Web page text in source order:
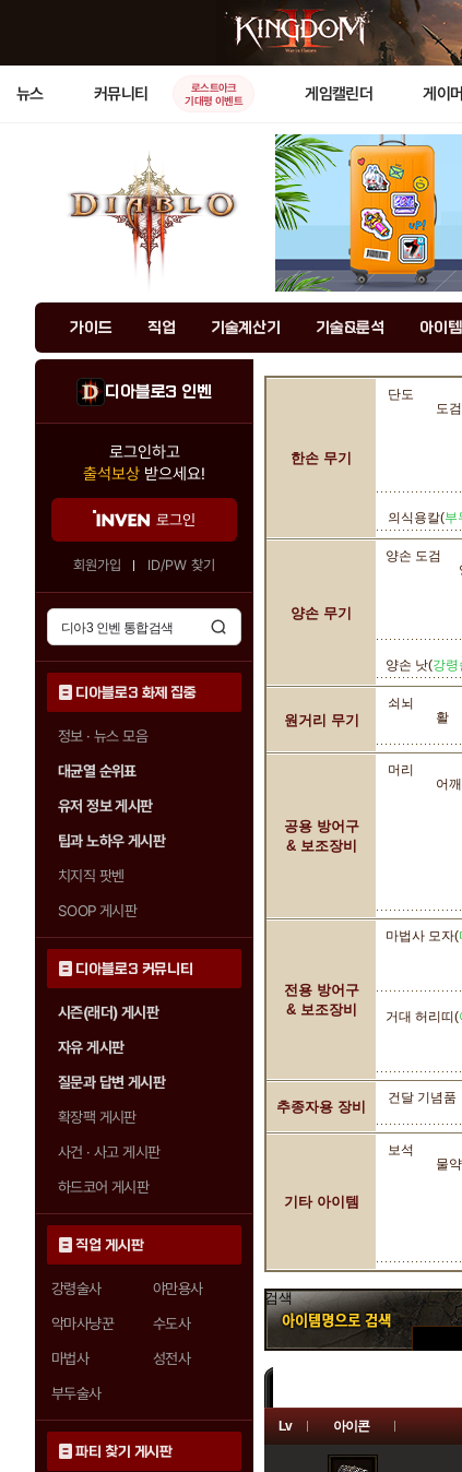
뉴스 커뮤니티
로스트아크
기대평 이벤트
게임캘린더 게이
가이드 직업 기술계산기 기술&룬석 아이템
디아블로3 인벤
로그인하고
출석보상 받으세요!
로그인
회원가입 ID/PW 찾기
디아블로3 화제 집중
정보 · 뉴스 모음
대균열 순위표
유저 정보 게시판
팁과 노하우 게시판
치지직 팟벤
SOOP 게시판
디아블로3 커뮤니티
시즌(래더) 게시판
자유 게시판
질문과 답변 게시판
확장팩 게시판
사건 · 사고 게시판
하드코어 게시판
직업 게시판
강령술사
야만용사
악마사냥꾼
수도사
마법사
성전사
부두술사
파티 찾기 게시판
한손 무기
단도
도검
의식용칼(부
양손 무기
양손 도검
양손 낫(강령
원거리 무기
쇠뇌
활
공용 방어구
& 보조장비
머리
어깨
전용 방어구
& 보조장비
마법사 모자(
거대 허리띠(
추종자용 장비
건달 기념품
기타 아이템
보석
물약
검색
등급 필터 : 전체
Lv 아이콘